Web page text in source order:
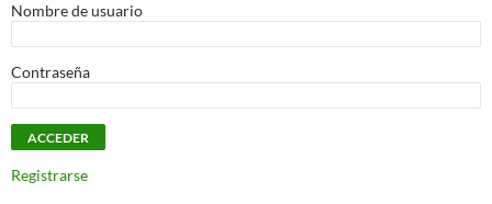
Nombre de usuario
Contraseña
Registrarse